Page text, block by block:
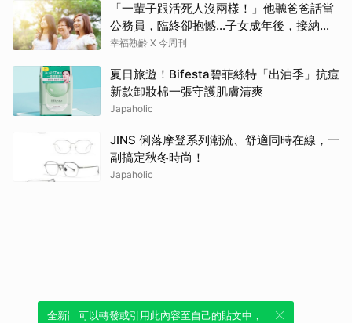
「一輩子跟活死人沒兩樣！」他聽爸爸話當
公務員，臨終卻抱憾…子女成年後，接納與
欣賞就夠了
幸福熟齡 X 今周刊
夏日旅遊！Bifesta碧菲絲特「出油季」抗痘
新款卸妝棉一張守護肌膚清爽
Japaholic
JINS 俐落摩登系列潮流、舒適同時在線，一
副搞定秋冬時尚！
Japaholic
全新體驗！一鍵引用此內容，透過發布貼
可以轉發或引用此內容至自己的貼文中，